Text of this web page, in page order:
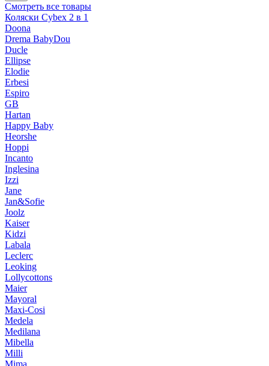
Смотреть все товары
Коляски Cybex 2 в 1
Doona
Drema BabyDou
Ducle
Ellipse
Elodie
Erbesi
Espiro
GB
Hartan
Happy Baby
Heorshe
Hoppi
Incanto
Inglesina
Izzi
Jane
Jan&Sofie
Joolz
Kaiser
Kidzi
Labala
Leclerc
Leoking
Lollycottons
Maier
Mayoral
Maxi-Cosi
Medela
Medilana
Mibella
Milli
Mima